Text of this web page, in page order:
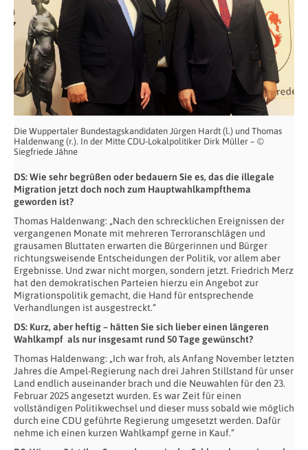
Die Wuppertaler Bundestagskandidaten Jürgen Hardt (l.) und Thomas
Haldenwang (r.). In der Mitte CDU-Lokalpolitiker Dirk Müller – ©
Siegfriede Jähne
DS: Wie sehr begrüßen oder bedauern Sie es, das die illegale
Migration jetzt doch noch zum Hauptwahlkampfthema
geworden ist?
Thomas Haldenwang: „Nach den schrecklichen Ereignissen der
vergangenen Monate mit mehreren Terroranschlägen und
grausamen Bluttaten erwarten die Bürgerinnen und Bürger
richtungsweisende Entscheidungen der Politik, vor allem aber
Ergebnisse. Und zwar nicht morgen, sondern jetzt. Friedrich Merz
hat den demokratischen Parteien hierzu ein Angebot zur
Migrationspolitik gemacht, die Hand für entsprechende
Verhandlungen ist ausgestreckt.“
DS: Kurz, aber heftig – hätten Sie sich lieber einen längeren
Wahlkampf als nur insgesamt rund 50 Tage gewünscht?
Thomas Haldenwang: „Ich war froh, als Anfang November letzten
Jahres die Ampel-Regierung nach drei Jahren Stillstand für unser
Land endlich auseinander brach und die Neuwahlen für den 23.
Februar 2025 angesetzt wurden. Es war Zeit für einen
vollständigen Politikwechsel und dieser muss sobald wie möglich
durch eine CDU geführte Regierung umgesetzt werden. Dafür
nehme ich einen kurzen Wahlkampf gerne in Kauf.“